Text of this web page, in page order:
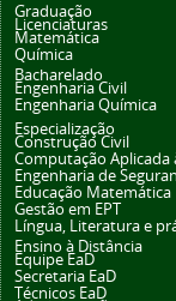
Graduação
Licenciaturas
Matemática
Química
Bacharelado
Engenharia Civil
Engenharia Química
Especialização
Construção Civil
Computação Aplicada
Engenharia de
Educação Matemática
Gestão em EPT
Língua, Literatura e
Ensino à Distância
Equipe EaD
Secretaria EaD
Técnicos EaD